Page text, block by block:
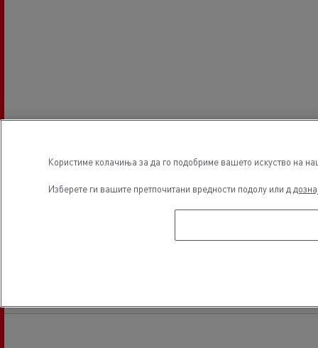
Користиме колачиња за да го подобриме вашето искуство на
Изберете ги вашите претпочитани вредности подолу или д